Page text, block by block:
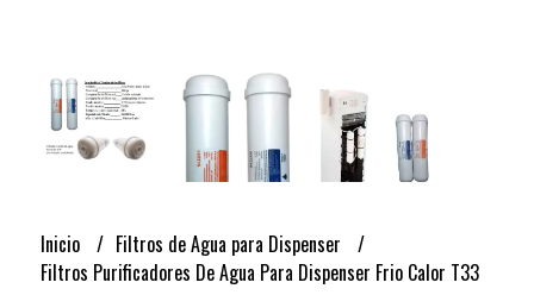
Inicio
Filtros de Agua para Dispenser
Filtros Purificadores De Agua Para Dispenser Frio Calor T33